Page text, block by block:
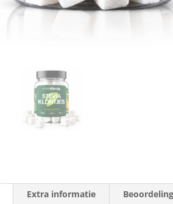
Extra informatie